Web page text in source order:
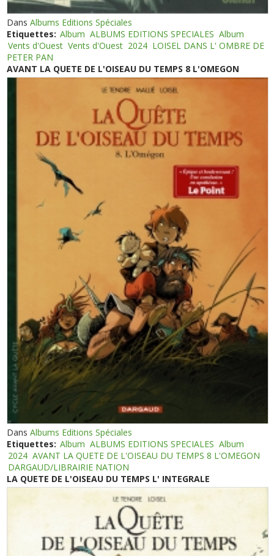
DansAlbums Editions Spéciales
Etiquettes: Album ALBUMS EDITIONS SPECIALES Album
Vents d'Ouest Vents d'Ouest 2024 LOISEL DANS L' OMBRE DE
PETER PAN
AVANT LA QUETE DE L'OISEAU DU TEMPS 8 L'OMEGON
DansAlbums Editions Spéciales
Etiquettes: Album ALBUMS EDITIONS SPECIALES Album
2024 AVANT LA QUETE DE L'OISEAU DU TEMPS 8 L'OMEGON
DARGAUD/LIBRAIRIE NATION
LA QUETE DE L'OISEAU DU TEMPS L' INTEGRALE